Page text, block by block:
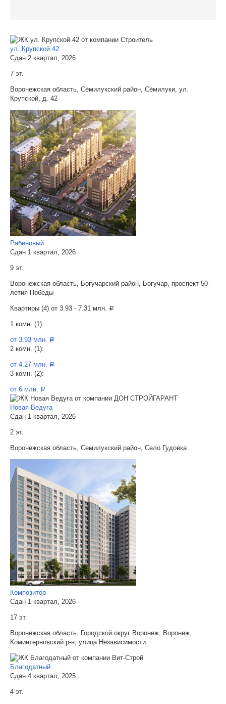
ул. Крупской 42
Сдан 2 квартал, 2026
7 эт.
Воронежская область, Семилукский район, Семилуки, ул.
Крупской, д. 42
Рябиновый
Сдан 1 квартал, 2026
9 эт.
Воронежская область, Богучарский район, Богучар, проспект 50-
летия Победы
Квартиры (4) от 3.93 - 7.31 млн. a
1 комн. (1):
от 3.93 млн. a
2 комн. (1):
от 4.27 млн. a
3 комн. (2):
от 6 млн. a
Новая Ведуга
Сдан 1 квартал, 2026
2 эт.
Воронежская область, Семилукский район, Село Гудовка
Композитор
Сдан 1 квартал, 2026
17 эт.
Воронежская область, Городской округ Воронеж, Воронеж,
Коминтерновский р-н, улица Независимости
Благодатный
Сдан 4 квартал, 2025
4 эт.